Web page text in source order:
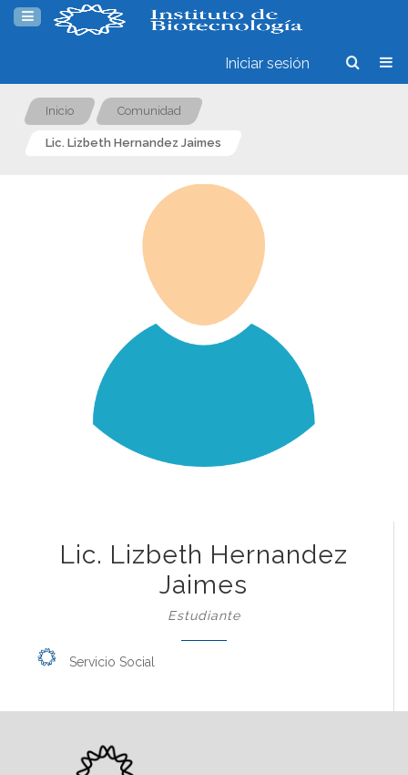
Iniciar sesión
Inicio Comunidad
Lic. Lizbeth Hernandez Jaimes
Lic. Lizbeth Hernandez
Jaimes
Estudiante
Servicio Social